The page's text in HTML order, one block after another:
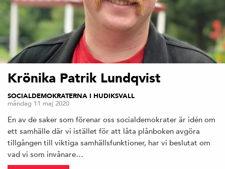
Krönika Patrik Lundqvist
SOCIALDEMOKRATERNA I HUDIKSVALL
måndag 11 maj 2020
En av de saker som förenar oss socialdemokrater är idén om
ett samhälle där vi istället för att låta plånboken avgöra
tillgången till viktiga samhällsfunktioner, har vi beslutat om
vad vi som invånare…